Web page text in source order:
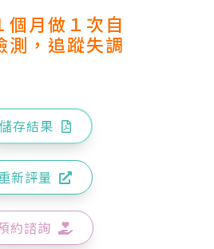
個月做１次自
測，追蹤失調
儲存結果
新評量
約諮詢